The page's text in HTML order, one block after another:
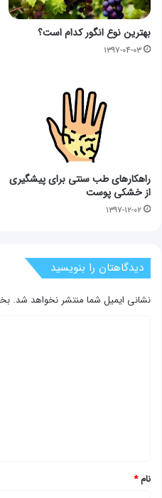
بهترین نوع انگور کدام است؟
۱۳۹۷-۰۴-۰۳
راهکارهای طب سنتی برای پیشگیری
از خشکی پوست
۱۳۹۷-۱۲-۰۲
دیدگاهتان را بنویسید
نشانی ایمیل شما منتشر نخواهد شد.
نام*